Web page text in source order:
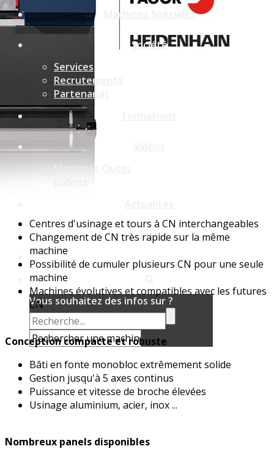
Machines Spéciales
Société
Services
Recrutements
Partenariat
Contact
Vous souhaitez des infos sur ?
Centres d'usinage et tours à CN interchangeables
Changement de CN très rapide sur la même
machine
Possibilité de cumuler plusieurs CN pour une seule
machine
Machines évolutives et compatibles avec les futures
CN
Conception compacte et robuste
Bâti en fonte monobloc extrêmement solide
Gestion jusqu'à 5 axes continus
Puissance et vitesse de broche élevées
Usinage aluminium, acier, inox ...
Nombreux panels disponibles